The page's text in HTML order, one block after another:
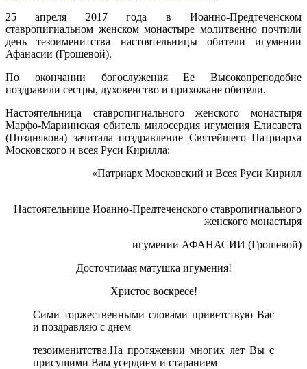
25 апреля 2017 года в Иоанно-Предтеченском
ставропигиальном женском монастыре молитвенно почтили
день тезоименитства настоятельницы обители игумении
Афанасии (Грошевой).
По окончании богослужения Ее Высокопреподобие
поздравили сестры, духовенство и прихожане обители.
Настоятельница ставропигиального женского монастыря
Марфо-Мариинская обитель милосердия игумения Елисавета
(Позднякова) зачитала поздравление Святейшего Патриарха
Московского и всея Руси Кирилла:
«Патриарх Московский и Всея Руси Кирилл
Настоятельнице Иоанно-Предтеченского ставропигиального
женского монастыря
игумении АФАНАСИИ (Грошевой)
Досточтимая матушка игумения!
Христос воскресе!
Сими торжественными словами приветствую Вас
и поздравляю с днем
тезоименитства.На протяжении многих лет Вы с
присущими Вам усердием и старанием